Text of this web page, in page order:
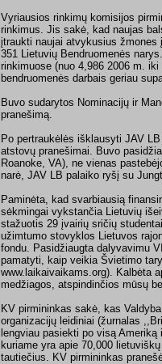
Vyriausios rinkimų komisijos
rinkimus. Jis sakė, kad naujas
įtraukti naujai atvykusius žmones
351 Lietuvių Bendruomenės
rinkimuose (nuo 4,986 2006 m.
bendruomenės darbais geriau
Buvo sudarytos Nominacijų ir
pranešimą.
Po pertraukėlės išklausyti JAV
atstovų pranešimai. Buvo
Roanoke, VA), ne vienas
narė, JAV LB palaiko ryšį su
Paminėta, kad svarbiausią
sėkmingai vykstančia Lietuvių
stažuotis 29 įvairių sričių
užimtumo stovyklos Lietuvos
fondu. Pasidžiaugta dalyvavimu
pamatyti, kaip veikia Švietimo
www.laikaivaikams.org). Kalbėta
medžiagos, atspindinčios mūsų
KV pirmininkas sakė, kas
organizacijų leidiniai (žurnalas
lengviau pasiekti po visą
kuriame yra apie 70,000
tautiečius. KV pirmininkas